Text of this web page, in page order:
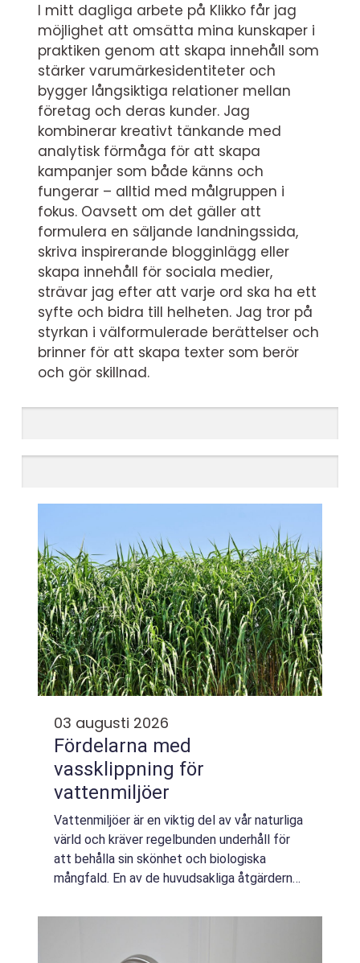
I mitt dagliga arbete på Klikko får jag
möjlighet att omsätta mina kunskaper i
praktiken genom att skapa innehåll som
stärker varumärkesidentiteter och
bygger långsiktiga relationer mellan
företag och deras kunder. Jag
kombinerar kreativt tänkande med
analytisk förmåga för att skapa
kampanjer som både känns och
fungerar – alltid med målgruppen i
fokus. Oavsett om det gäller att
formulera en säljande landningssida,
skriva inspirerande blogginlägg eller
skapa innehåll för sociala medier,
strävar jag efter att varje ord ska ha ett
syfte och bidra till helheten. Jag tror på
styrkan i välformulerade berättelser och
brinner för att skapa texter som berör
och gör skillnad.
03 augusti 2026
Fördelarna med
vassklippning för
vattenmiljöer
Vattenmiljöer är en viktig del av vår naturliga
värld och kräver regelbunden underhåll för
att behålla sin skönhet och biologiska
mångfald. En av de huvudsakliga åtgärderna
vassklippning. Genom att effektivt hantera ...